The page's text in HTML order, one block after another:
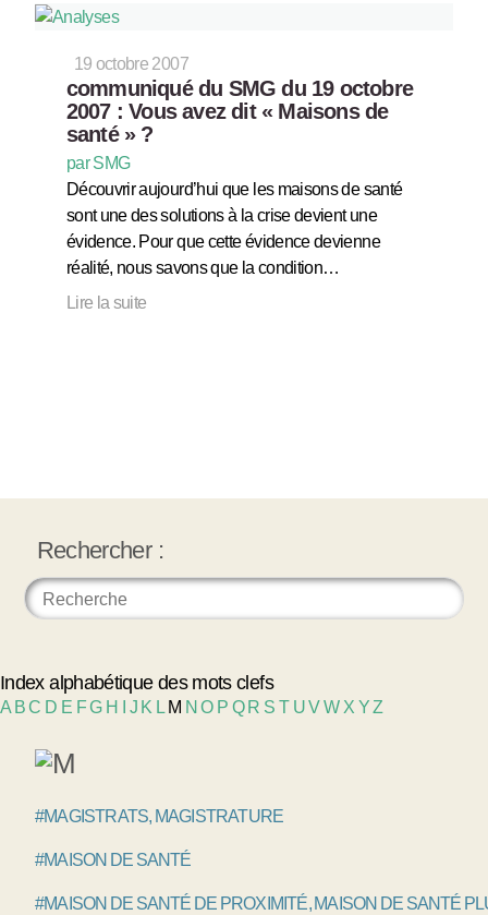
19 octobre 2007
communiqué du SMG du 19 octobre
2007 : Vous avez dit « Maisons de
santé » ?
par SMG
Découvrir aujourd’hui que les maisons de santé
sont une des solutions à la crise devient une
évidence. Pour que cette évidence devienne
réalité, nous savons que la condition…
Lire la suite
Rechercher :
Index alphabétique des mots clefs
A BC D E FG H J K L M NO P Q R S T UVW X YZ
#MAGISTRATS, MAGISTRATURE
#MAISON DE SANTÉ
#MAISON DE SANTÉ DE PROXIMITÉ, MAISON DE SANTÉ